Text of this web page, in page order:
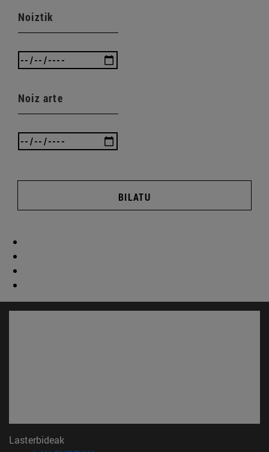
Noiztik
Noiz arte
BILATU
Lasterbideak